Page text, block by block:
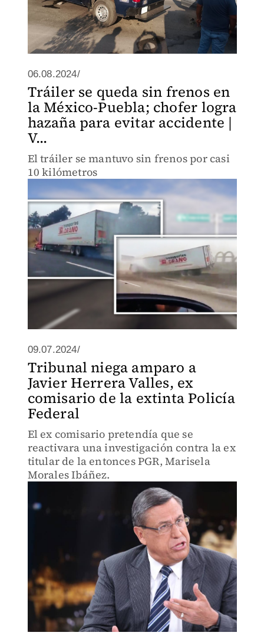
06.08.2024/
Tráiler se queda sin frenos en
la México-Puebla; chofer logra
hazaña para evitar accidente |
V...
El tráiler se mantuvo sin frenos por casi
10 kilómetros
09.07.2024/
Tribunal niega amparo a
Javier Herrera Valles, ex
comisario de la extinta Policía
Federal
El ex comisario pretendía que se
reactivara una investigación contra la ex
titular de la entonces PGR, Marisela
Morales Ibáñez.